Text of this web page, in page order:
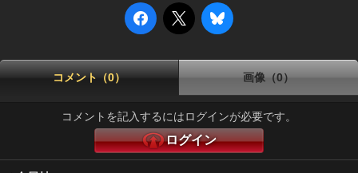
コメント（0） 画像（0）
コメントを記入するにはログインが必要です。
ログイン